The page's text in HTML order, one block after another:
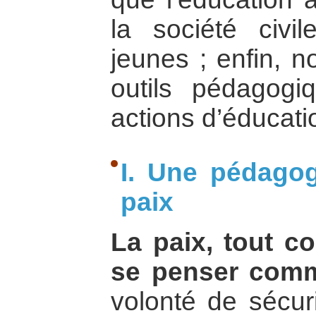
la société
jeunes ; enfin,
outils
actions
I. Une
paix
La paix, tout
se penser
volonté de